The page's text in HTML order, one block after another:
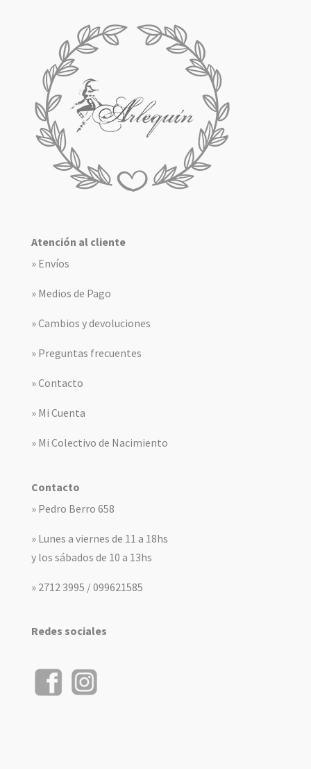
Atención al cliente
» Envíos
» Medios de Pago
» Cambios y devoluciones
» Preguntas frecuentes
» Contacto
» Mi Cuenta
» Mi Colectivo de Nacimiento
Contacto
» Pedro Berro 658
» Lunes a viernes de 11 a 18hs
y los sábados de 10 a 13hs
» 2712 3995 / 099621585
Redes sociales